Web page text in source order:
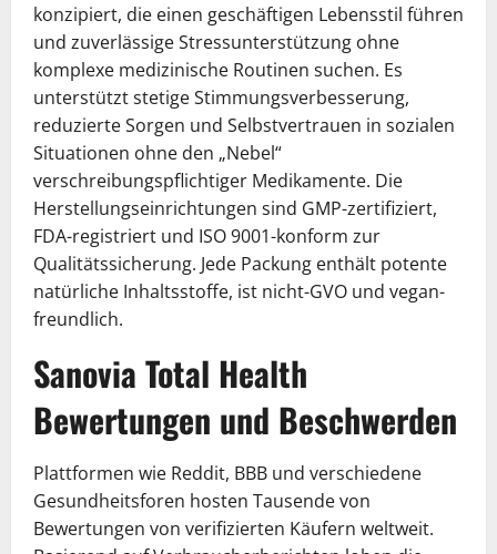
konzipiert, die einen geschäftigen Lebensstil führen
und zuverlässige Stressunterstützung ohne
komplexe medizinische Routinen suchen. Es
unterstützt stetige Stimmungsverbesserung,
reduzierte Sorgen und Selbstvertrauen in sozialen
Situationen ohne den „Nebel“
verschreibungspflichtiger Medikamente. Die
Herstellungseinrichtungen sind GMP-zertifiziert,
FDA-registriert und ISO 9001-konform zur
Qualitätssicherung. Jede Packung enthält potente
natürliche Inhaltsstoffe, ist nicht-GVO und vegan-
freundlich.
Sanovia Total Health
Bewertungen und Beschwerden
Plattformen wie Reddit, BBB und verschiedene
Gesundheitsforen hosten Tausende von
Bewertungen von verifizierten Käufern weltweit.